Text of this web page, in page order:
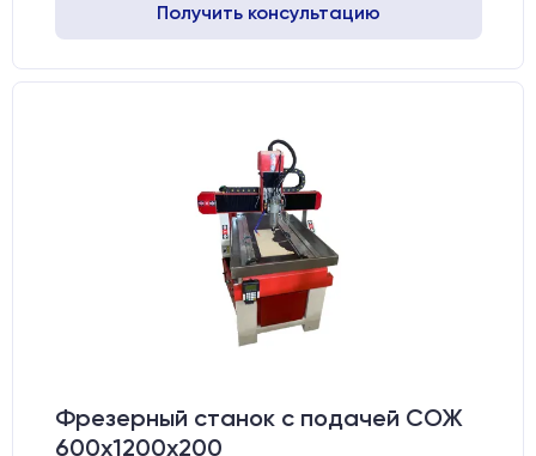
Получить консультацию
Фрезерный станок с подачей СОЖ
600х1200х200